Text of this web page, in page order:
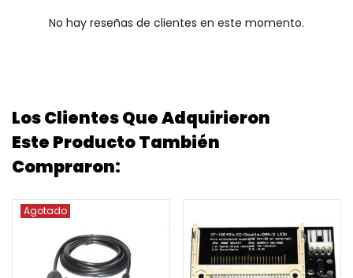
No hay reseñas de clientes en este momento.
Los Clientes Que Adquirieron
Este Producto También
Compraron:
Agotado